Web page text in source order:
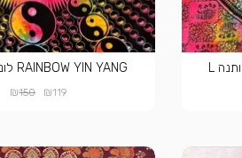
RAINBOW YIN YANG לונג כותנה L
₪119
₪150